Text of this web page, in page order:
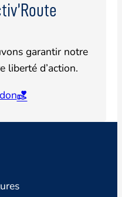
garantir notre
liberté d’action.